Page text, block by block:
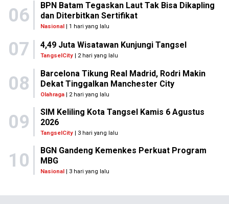
06
BPN Batam Tegaskan Laut Tak Bisa Dikapling
dan Diterbitkan Sertifikat
Nasional| 1 hari yang lalu
07 4,49 Juta Wisatawan Kunjungi Tangsel
TangselCity | 2 hari yang lalu
08
Barcelona Tikung Real Madrid, Rodri Makin
Dekat Tinggalkan Manchester City
Olahraga| 2 hari yang lalu
09
SIM Keliling Kota Tangsel Kamis 6 Agustus
2026
TangselCity| 3 hari yang lalu
10
BGN Gandeng Kemenkes Perkuat Program
MBG
Nasional| 3 hari yang lalu